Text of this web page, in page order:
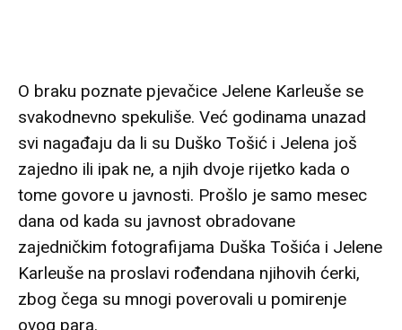
O braku poznate pjevačice Jelene Karleuše se
svakodnevno spekuliše. Već godinama unazad
svi nagađaju da li su Duško Tošić i Jelena još
zajedno ili ipak ne, a njih dvoje rijetko kada o
tome govore u javnosti. Prošlo je samo mesec
dana od kada su javnost obradovane
zajedničkim fotografijama Duška Tošića i Jelene
Karleuše na proslavi rođendana njihovih ćerki,
zbog čega su mnogi poverovali u pomirenje
ovog para.